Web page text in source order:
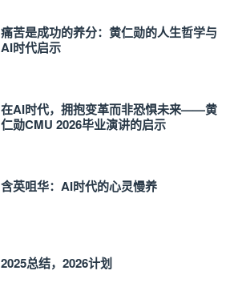
痛苦是成功的养分：黄仁勋的人生哲学与
AI时代启示
在AI时代，拥抱变革而非恐惧未来——黄
仁勋CMU 2026毕业演讲的启示
含英咀华：AI时代的心灵慢养
2025总结，2026计划